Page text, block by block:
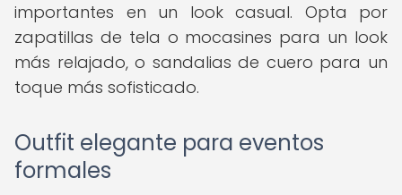
importantes en un look casual. Opta por
zapatillas de tela o mocasines para un look
más relajado, o sandalias de cuero para un
toque más sofisticado.
Outfit elegante para eventos
formales